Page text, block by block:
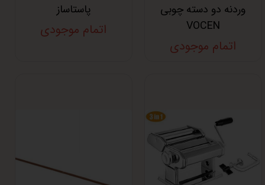
وردنه دو دسته چوبی
VOCEN
اتمام موجودی
پاستاساز
اتمام موجودی